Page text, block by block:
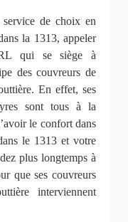
service de choix en
la 1313, appeler
qui se siège à
des couvreurs de
En effet, ses
sont tous à la
le confort dans
le 1313 et votre
plus longtemps à
que ses couvreurs
interviennent